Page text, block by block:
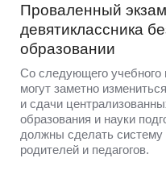
Проваленный
девятиклассника
образовании
Со следующего учебного
могут заметно
и сдачи
образования и науки
должны сделать систему
родителей и педагогов.